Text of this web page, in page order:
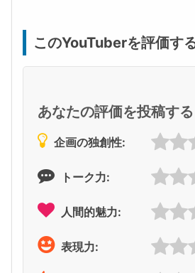
このYouTuberを評価す
あなたの評価を投稿する
企画の独創性:
トーク力:
人間的魅力:
表現力: